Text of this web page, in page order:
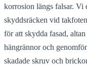
korrosion längs falsar. Vi
skyddsräcken vid
för att skydda fasad,
hängrännor och
skadade skruv och